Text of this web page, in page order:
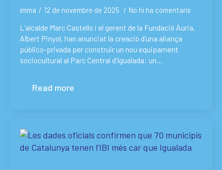
imma 12 de novembre de 2025 No hi ha comentaris
L’alcalde Marc Castells i el gerent de la Fundació Àuria,
Albert Pinyol, han anunciat la creació d’una aliança
público-privada per construir un nou equipament
sociocultural al Parc Central d’Igualada: un…
Read more